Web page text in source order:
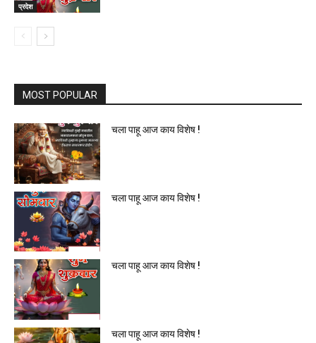
प्रदेश
MOST POPULAR
चला पाहू आज काय विशेष !
चला पाहू आज काय विशेष !
चला पाहू आज काय विशेष !
चला पाहू आज काय विशेष !